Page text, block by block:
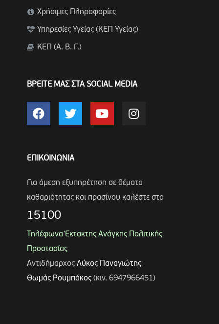
Χρήσιμες Πληροφορίες
Υπηρεσίες Υγείας (ΚΕΠ Υγείας)
ΚΕΠ (Α. Β. Γ.)
ΒΡΕΙΤΕ ΜΑΣ ΣΤΑ SOCIAL MEDIA
ΕΠΙΚΟΙΝΩΝΙΑ
Για άμεση εξυπηρέτηση σε θέματα
καθαριότητας και πρασίνου καλέστε στο
15100
Τηλέφωνα Έκτακτης Ανάγκης Πολιτικής
Προστασίας
Αντιδήμαρχος Λύκος Παναγιώτης
Θωμάς Ρουμπάκος(κιν. 6947966451)